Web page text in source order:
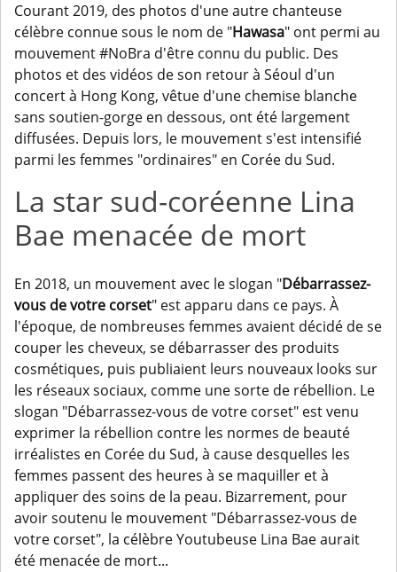
Courant 2019, des photos d'une autre chanteuse
célèbre connue sous le nom de "Hawasa" ont permi au
mouvement #NoBra d'être connu du public. Des
photos et des vidéos de son retour à Séoul d'un
concert à Hong Kong, vêtue d'une chemise blanche
sans soutien-gorge en dessous, ont été largement
diffusées. Depuis lors, le mouvement s'est intensifié
parmi les femmes "ordinaires" en Corée du Sud.
La star sud-coréenne Lina
Bae menacée de mort
En 2018, un mouvement avec le slogan "Débarrassez-
vous de votre corset" est apparu dans ce pays. À
l'époque, de nombreuses femmes avaient décidé de se
couper les cheveux, se débarrasser des produits
cosmétiques, puis publiaient leurs nouveaux looks sur
les réseaux sociaux, comme une sorte de rébellion. Le
slogan "Débarrassez-vous de votre corset" est venu
exprimer la rébellion contre les normes de beauté
irréalistes en Corée du Sud, à cause desquelles les
femmes passent des heures à se maquiller et à
appliquer des soins de la peau. Bizarrement, pour
avoir soutenu le mouvement "Débarrassez-vous de
votre corset", la célèbre Youtubeuse Lina Bae aurait
été menacée de mort...